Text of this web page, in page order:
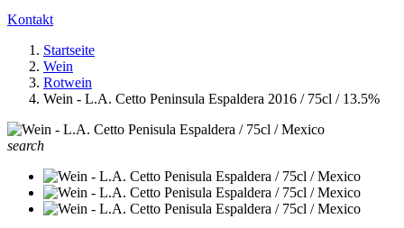
Kontakt
Startseite
Wein
Rotwein
Wein - L.A. Cetto Peninsula Espaldera 2016 / 75cl / 13.5%
search